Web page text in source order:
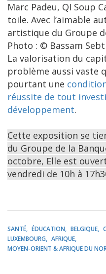
Marc Padeu, QI Soup
toile. Avec l’aimable
artistique du Groupe
Photo : © Bassam
La valorisation du
problème aussi vaste
pourtant une
réussite de tout
développement.
Cette exposition se
du Groupe de la
octobre, Elle est
vendredi de 10h à
SANTÉ ÉDUCATION BELGIQUE
LUXEMBOURG
AFRIQUE
MOYEN-ORIENT & AFRIQUE DU